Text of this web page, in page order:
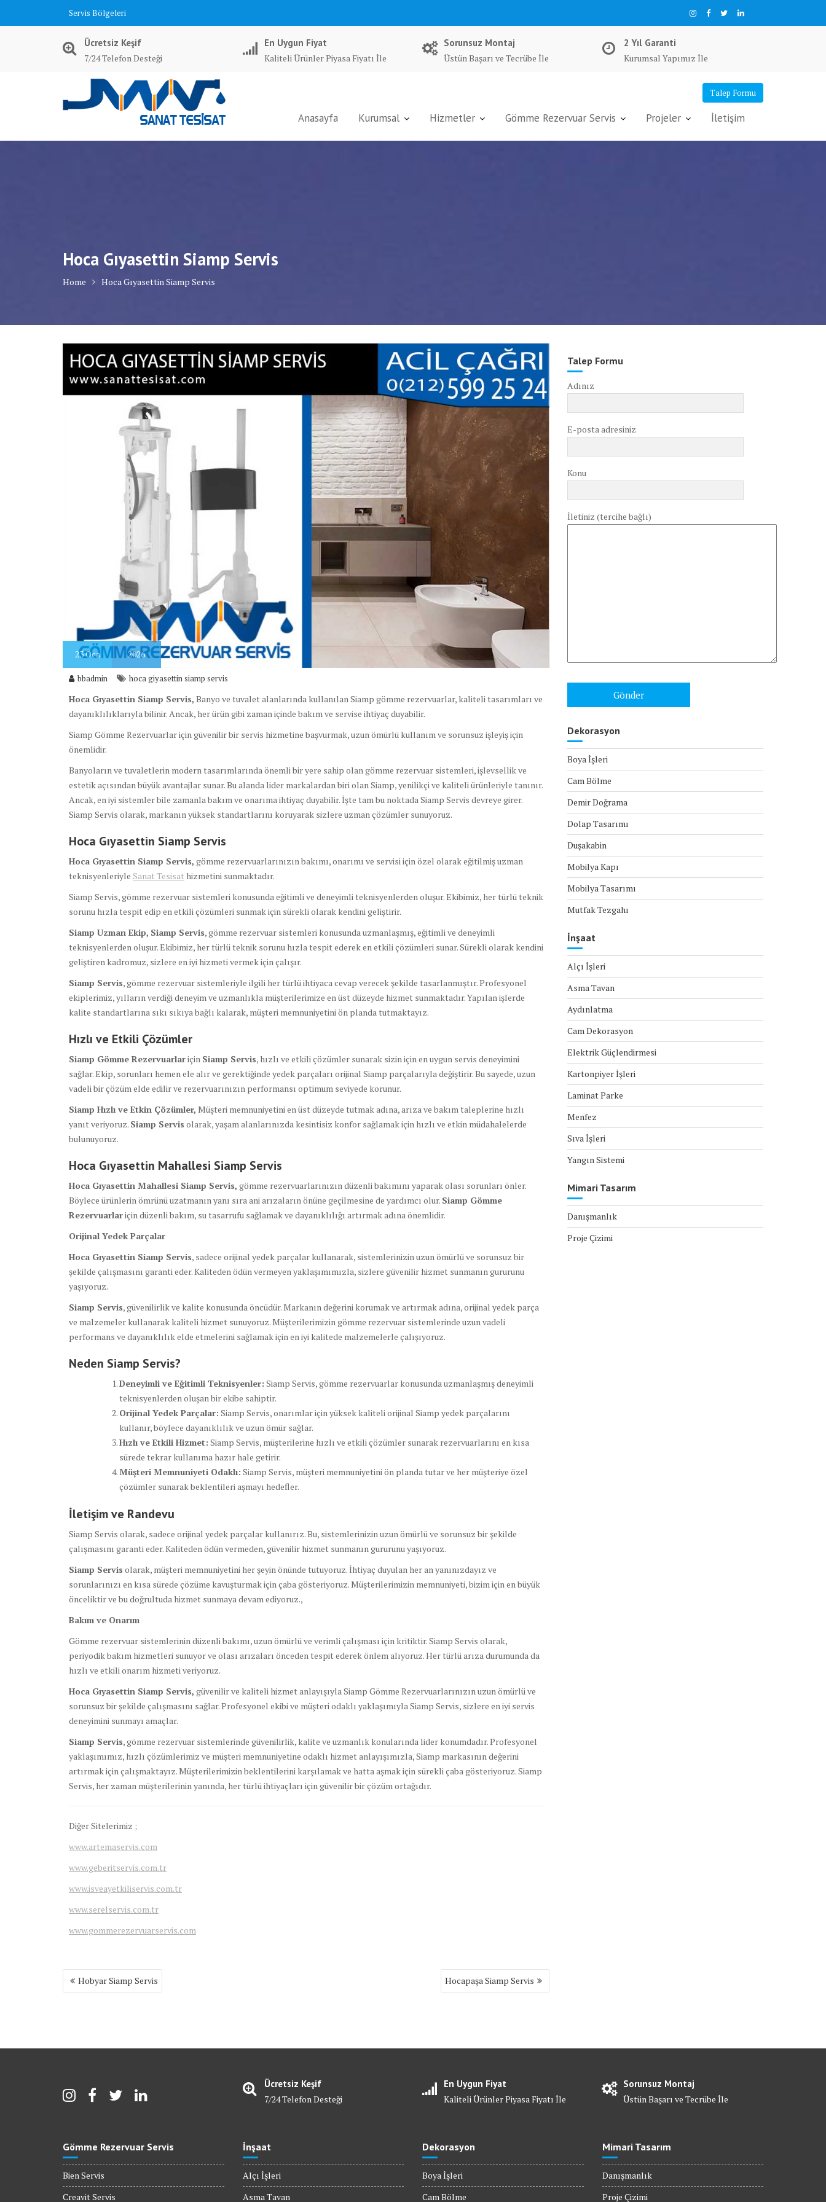
Servis Bölgeleri
Ücretsiz Keşif
7/24 Telefon Desteği
En Uygun Fiyat
Kaliteli Ürünler Piyasa Fiyatı İle
Sorunsuz Montaj
Üstün Başarı ve Tecrübe İle
2 Yıl Garanti
Kurumsal Yapımız İle
Talep Formu
Anasayfa Kurumsal Hizmetler Gömme Rezervuar Servis Projeler İletişim
Hoca Gıyasettin Siamp Servis
Home Hoca Gıyasettin Siamp Servis
23Oca 2026
bbadmin hoca giyasettin siamp servis
Hoca Gıyasettin Siamp Servis, Banyo ve tuvalet alanlarında kullanılan Siamp gömme rezervuarlar, kaliteli tasarımları ve
dayanıklılıklarıyla bilinir. Ancak, her ürün gibi zaman içinde bakım ve servise ihtiyaç duyabilir.
Siamp Gömme Rezervuarlar için güvenilir bir servis hizmetine başvurmak, uzun ömürlü kullanım ve sorunsuz işleyiş için
önemlidir.
Banyoların ve tuvaletlerin modern tasarımlarında önemli bir yere sahip olan gömme rezervuar sistemleri, işlevsellik ve
estetik açısından büyük avantajlar sunar. Bu alanda lider markalardan biri olan Siamp, yenilikçi ve kaliteli ürünleriyle tanınır.
Ancak, en iyi sistemler bile zamanla bakım ve onarıma ihtiyaç duyabilir. İşte tam bu noktada Siamp Servis devreye girer.
Siamp Servis olarak, markanın yüksek standartlarını koruyarak sizlere uzman çözümler sunuyoruz.
Hoca Gıyasettin Siamp Servis
Hoca Gıyasettin Siamp Servis, gömme rezervuarlarınızın bakımı, onarımı ve servisi için özel olarak eğitilmiş uzman
teknisyenleriyle Sanat Tesisat hizmetini sunmaktadır.
Siamp Servis, gömme rezervuar sistemleri konusunda eğitimli ve deneyimli teknisyenlerden oluşur. Ekibimiz, her türlü teknik
sorunu hızla tespit edip en etkili çözümleri sunmak için sürekli olarak kendini geliştirir.
Siamp Uzman Ekip, Siamp Servis, gömme rezervuar sistemleri konusunda uzmanlaşmış, eğitimli ve deneyimli
teknisyenlerden oluşur. Ekibimiz, her türlü teknik sorunu hızla tespit ederek en etkili çözümleri sunar. Sürekli olarak kendini
geliştiren kadromuz, sizlere en iyi hizmeti vermek için çalışır.
Siamp Servis, gömme rezervuar sistemleriyle ilgili her türlü ihtiyaca cevap verecek şekilde tasarlanmıştır. Profesyonel
ekiplerimiz, yılların verdiği deneyim ve uzmanlıkla müşterilerimize en üst düzeyde hizmet sunmaktadır. Yapılan işlerde
kalite standartlarına sıkı sıkıya bağlı kalarak, müşteri memnuniyetini ön planda tutmaktayız.
Hızlı ve Etkili Çözümler
Siamp Gömme Rezervuarlariçin Siamp Servis, hızlı ve etkili çözümler sunarak sizin için en uygun servis deneyimini
sağlar. Ekip, sorunları hemen ele alır ve gerektiğinde yedek parçaları orijinal Siamp parçalarıyla değiştirir. Bu sayede, uzun
vadeli bir çözüm elde edilir ve rezervuarınızın performansı optimum seviyede korunur.
Siamp Hızlı ve Etkin Çözümler, Müşteri memnuniyetini en üst düzeyde tutmak adına, arıza ve bakım taleplerine hızlı
yanıt veriyoruz. Siamp Servis olarak, yaşam alanlarınızda kesintisiz konfor sağlamak için hızlı ve etkin müdahalelerde
bulunuyoruz.
Hoca Gıyasettin Mahallesi Siamp Servis
Hoca Gıyasettin Mahallesi Siamp Servis, gömme rezervuarlarınızın düzenli bakımını yaparak olası sorunları önler.
Böylece ürünlerin ömrünü uzatmanın yanı sıra ani arızaların önüne geçilmesine de yardımcı olur. Siamp Gömme
Rezervuarlariçin düzenli bakım, su tasarrufu sağlamak ve dayanıklılığı artırmak adına önemlidir.
Orijinal Yedek Parçalar
Hoca Gıyasettin Siamp Servis, sadece orijinal yedek parçalar kullanarak, sistemlerinizin uzun ömürlü ve sorunsuz bir
şekilde çalışmasını garanti eder. Kaliteden ödün vermeyen yaklaşımımızla, sizlere güvenilir hizmet sunmanın gururunu
yaşıyoruz.
Siamp Servis, güvenilirlik ve kalite konusunda öncüdür. Markanın değerini korumak ve artırmak adına, orijinal yedek parça
ve malzemeler kullanarak kaliteli hizmet sunuyoruz. Müşterilerimizin gömme rezervuar sistemlerinde uzun vadeli
performans ve dayanıklılık elde etmelerini sağlamak için en iyi kalitede malzemelerle çalışıyoruz.
Neden Siamp Servis?
Deneyimli ve Eğitimli Teknisyenler: Siamp Servis, gömme rezervuarlar konusunda uzmanlaşmış deneyimli
teknisyenlerden oluşan bir ekibe sahiptir.
Orijinal Yedek Parçalar: Siamp Servis, onarımlar için yüksek kaliteli orijinal Siamp yedek parçalarını
kullanır, böylece dayanıklılık ve uzun ömür sağlar.
Hızlı ve Etkili Hizmet: Siamp Servis, müşterilerine hızlı ve etkili çözümler sunarak rezervuarlarını en kısa
sürede tekrar kullanıma hazır hale getirir.
Müşteri Memnuniyeti Odaklı: Siamp Servis, müşteri memnuniyetini ön planda tutar ve her müşteriye özel
çözümler sunarak beklentileri aşmayı hedefler.
İletişim ve Randevu
Siamp Servis olarak, sadece orijinal yedek parçalar kullanırız. Bu, sistemlerinizin uzun ömürlü ve sorunsuz bir şekilde
çalışmasını garanti eder. Kaliteden ödün vermeden, güvenilir hizmet sunmanın gururunu yaşıyoruz.
Siamp Servis olarak, müşteri memnuniyetini her şeyin önünde tutuyoruz. İhtiyaç duyulan her an yanınızdayız ve
sorunlarınızı en kısa sürede çözüme kavuşturmak için çaba gösteriyoruz. Müşterilerimizin memnuniyeti, bizim için en büyük
önceliktir ve bu doğrultuda hizmet sunmaya devam ediyoruz.,
Bakım ve Onarım
Gömme rezervuar sistemlerinin düzenli bakımı, uzun ömürlü ve verimli çalışması için kritiktir. Siamp Servis olarak,
periyodik bakım hizmetleri sunuyor ve olası arızaları önceden tespit ederek önlem alıyoruz. Her türlü arıza durumunda da
hızlı ve etkili onarım hizmeti veriyoruz.
Hoca Gıyasettin Siamp Servis, güvenilir ve kaliteli hizmet anlayışıyla Siamp Gömme Rezervuarlarınızın uzun ömürlü ve
sorunsuz bir şekilde çalışmasını sağlar. Profesyonel ekibi ve müşteri odaklı yaklaşımıyla Siamp Servis, sizlere en iyi servis
deneyimini sunmayı amaçlar.
Siamp Servis, gömme rezervuar sistemlerinde güvenilirlik, kalite ve uzmanlık konularında lider konumdadır. Profesyonel
yaklaşımımız, hızlı çözümlerimiz ve müşteri memnuniyetine odaklı hizmet anlayışımızla, Siamp markasının değerini
artırmak için çalışmaktayız. Müşterilerimizin beklentilerini karşılamak ve hatta aşmak için sürekli çaba gösteriyoruz. Siamp
Servis, her zaman müşterilerinin yanında, her türlü ihtiyaçları için güvenilir bir çözüm ortağıdır.
Diğer Sitelerimiz ;
www.artemaservis.com
www.geberitservis.com.tr
www.isveayetkiliservis.com.tr
www.serelservis.com.tr
www.gommerezervuarservis.com
Yazı
gezinmesi
Hobyar Siamp Servis Hocapaşa Siamp Servis
Talep Formu
Adınız
E-posta adresiniz
Konu
İletiniz (tercihe bağlı)
Dekorasyon
Boya İşleri
Cam Bölme
Demir Doğrama
Dolap Tasarımı
Duşakabin
Mobilya Kapı
Mobilya Tasarımı
Mutfak Tezgahı
İnşaat
Alçı İşleri
Asma Tavan
Aydınlatma
Cam Dekorasyon
Elektrik Güçlendirmesi
Kartonpiyer İşleri
Laminat Parke
Menfez
Sıva İşleri
Yangın Sistemi
Mimari Tasarım
Danışmanlık
Proje Çizimi
Ücretsiz Keşif
7/24 Telefon Desteği
En Uygun Fiyat
Kaliteli Ürünler Piyasa Fiyatı İle
Sorunsuz Montaj
Üstün Başarı ve Tecrübe İle
Gömme Rezervuar Servis
Bien Servis
Creavit Servis
İnşaat
Alçı İşleri
Asma Tavan
Dekorasyon
Boya İşleri
Cam Bölme
Mimari Tasarım
Danışmanlık
Proje Çizimi